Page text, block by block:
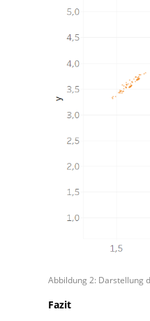
Abbildung 2: Darstellung
Fazit